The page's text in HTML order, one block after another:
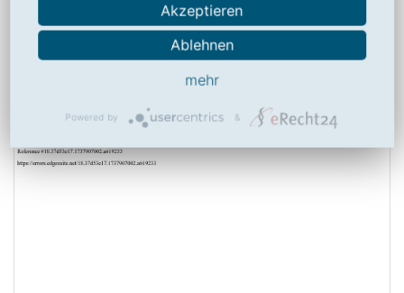
Akzeptieren
Ablehnen
mehr
Powered by &